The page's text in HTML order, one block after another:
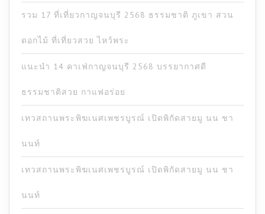
รวม 17 ที่เที่ยวกาญจนบุรี 2568 ธรรมชาติ ภูเขา สวน
ดอกไม้ ที่เที่ยวสวย ไหว้พระ
แนะนำ 14 คาเฟ่กาญจนบุรี 2568 บรรยากาศดี
ธรรมชาติสวย กาแฟอร่อย
เทวสถานพระพิฆเนศเพชรบูรณ์ เปิดพิกัดสายมู นน ชา
นนท์
เทวสถานพระพิฆเนศเพชรบูรณ์ เปิดพิกัดสายมู นน ชา
นนท์